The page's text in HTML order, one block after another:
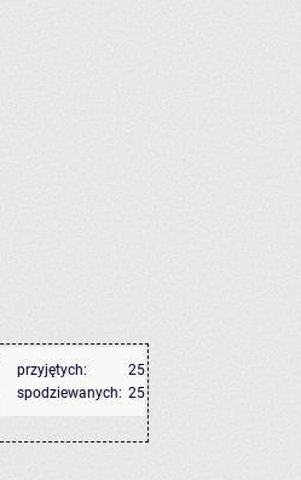
przyjętych:
25
spodziewanych: 25